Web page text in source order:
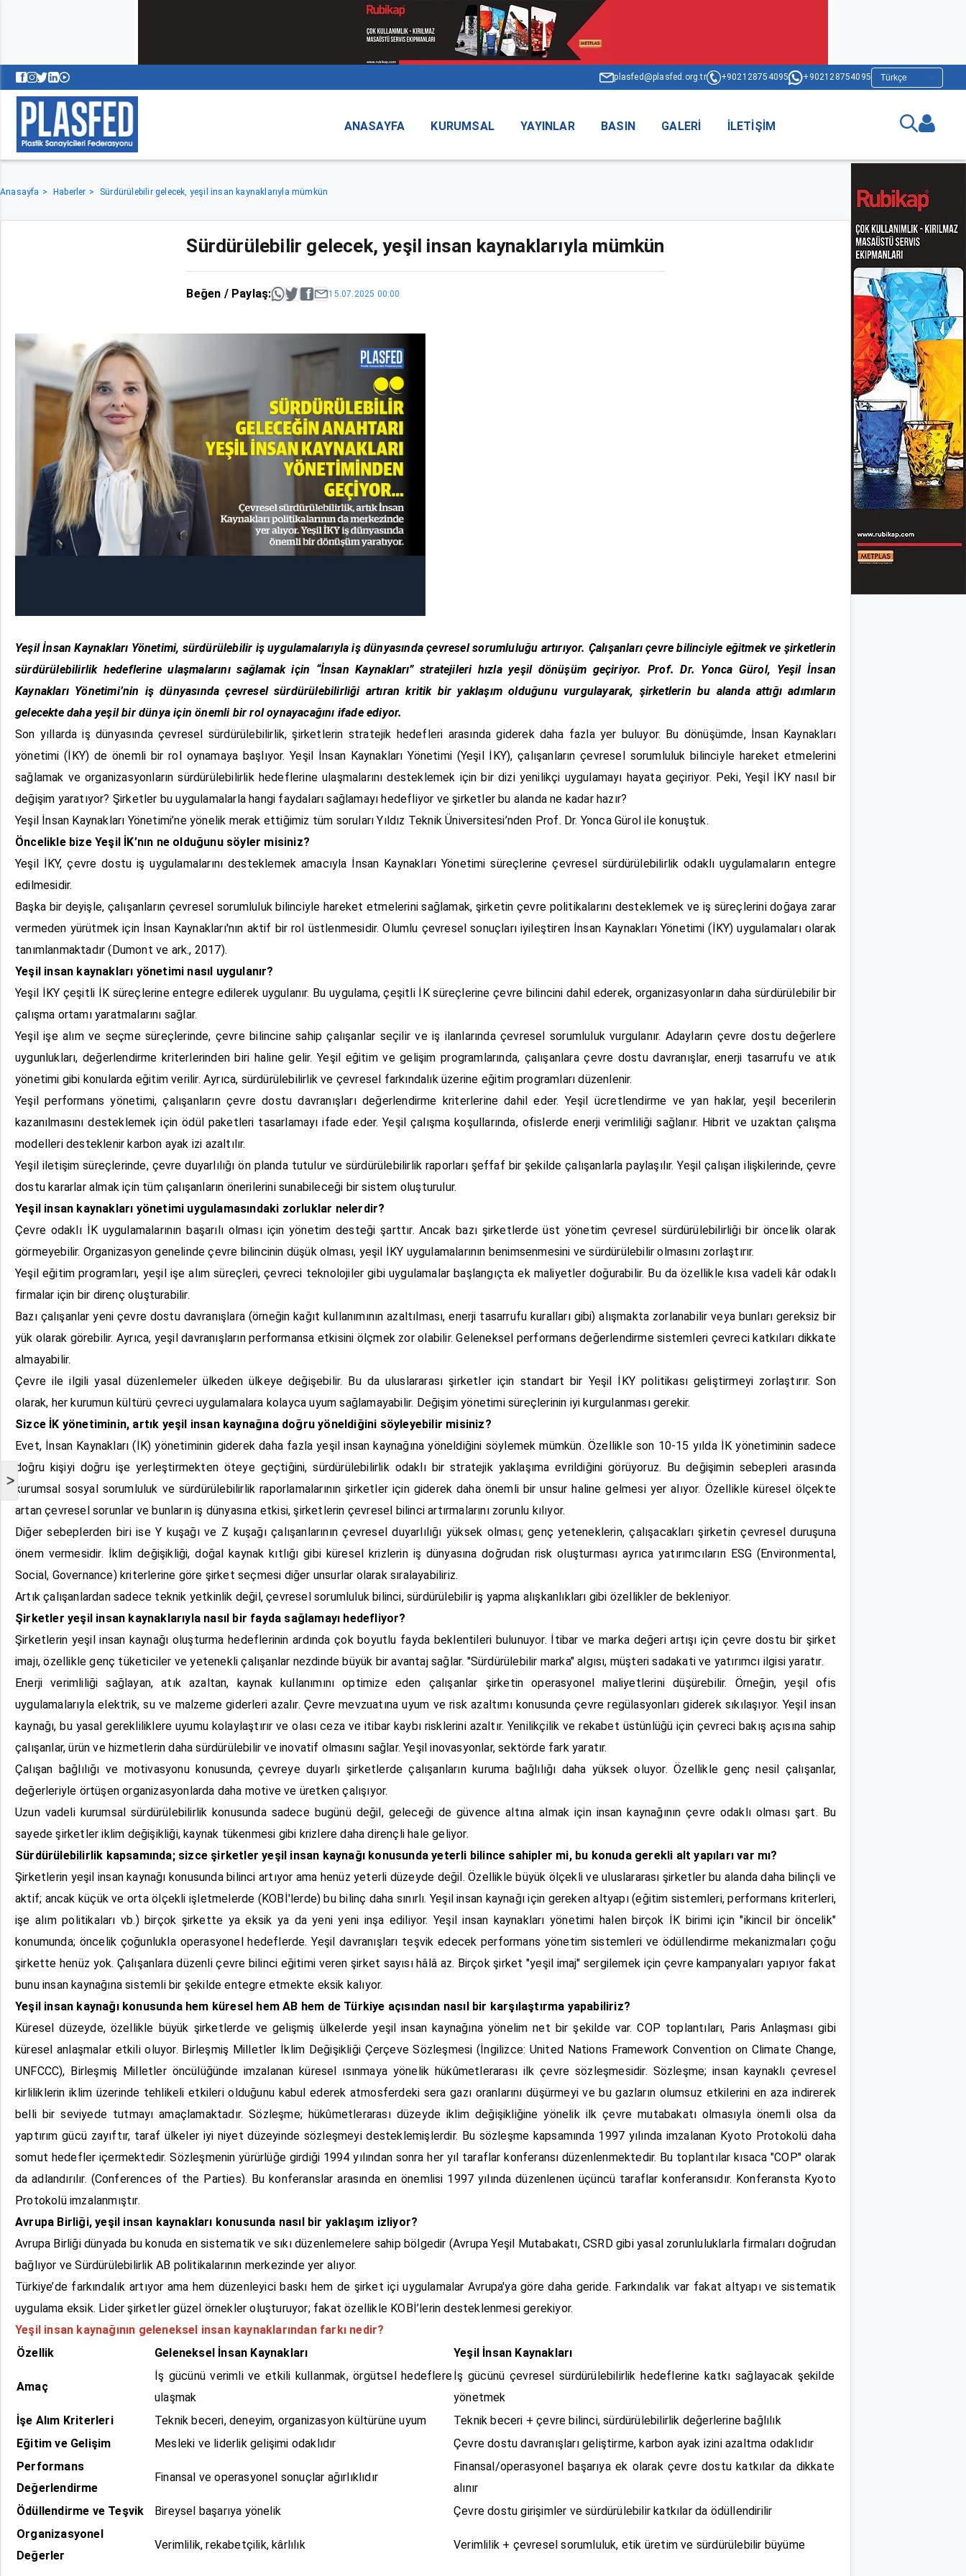
plasfed@plasfed.org.tr +902128754095 +902128754095
ANASAYFA KURUMSAL YAYINLAR BASIN GALERI İLETIŞIM
>
Anasayfa Haberler Sürdürülebilir gelecek, yeşil insan kaynaklarıyla mümkün
Sürdürülebilir gelecek, yeşil insan kaynaklarıyla mümkün
Beğen / Paylaş: 15.07.2025 00:00
Yeşil İnsan Kaynakları Yönetimi, sürdürülebilir iş uygulamalarıyla iş dünyasında çevresel sorumluluğu artırıyor. Çalışanları çevre bilinciyle eğitmek ve şirketlerin
sürdürülebilirlik hedeflerine ulaşmalarını sağlamak için “İnsan Kaynakları” stratejileri hızla yeşil dönüşüm geçiriyor. Prof. Dr. Yonca Gürol, Yeşil İnsan
Kaynakları Yönetimi’nin iş dünyasında çevresel sürdürülebilirliği artıran kritik bir yaklaşım olduğunu vurgulayarak, şirketlerin bu alanda attığı adımların
gelecekte daha yeşil bir dünya için önemli bir rol oynayacağını ifade ediyor.
Son yıllarda iş dünyasında çevresel sürdürülebilirlik, şirketlerin stratejik hedefleri arasında giderek daha fazla yer buluyor. Bu dönüşümde, İnsan Kaynakları
yönetimi (İKY) de önemli bir rol oynamaya başlıyor. Yeşil İnsan Kaynakları Yönetimi (Yeşil İKY), çalışanların çevresel sorumluluk bilinciyle hareket etmelerini
sağlamak ve organizasyonların sürdürülebilirlik hedeflerine ulaşmalarını desteklemek için bir dizi yenilikçi uygulamayı hayata geçiriyor. Peki, Yeşil İKY nasıl bir
değişim yaratıyor? Şirketler bu uygulamalarla hangi faydaları sağlamayı hedefliyor ve şirketler bu alanda ne kadar hazır?
Yeşil İnsan Kaynakları Yönetimi’ne yönelik merak ettiğimiz tüm soruları Yıldız Teknik Üniversitesi’nden Prof. Dr. Yonca Gürol ile konuştuk.
Öncelikle bize Yeşil İK’nın ne olduğunu söyler misiniz?
Yeşil İKY, çevre dostu iş uygulamalarını desteklemek amacıyla İnsan Kaynakları Yönetimi süreçlerine çevresel sürdürülebilirlik odaklı uygulamaların entegre
edilmesidir.
Başka bir deyişle, çalışanların çevresel sorumluluk bilinciyle hareket etmelerini sağlamak, şirketin çevre politikalarını desteklemek ve iş süreçlerini doğaya zarar
vermeden yürütmek için İnsan Kaynakları'nın aktif bir rol üstlenmesidir. Olumlu çevresel sonuçları iyileştiren İnsan Kaynakları Yönetimi (İKY) uygulamaları olarak
tanımlanmaktadır (Dumont ve ark., 2017).
Yeşil insan kaynakları yönetimi nasıl uygulanır?
Yeşil İKY çeşitli İK süreçlerine entegre edilerek uygulanır. Bu uygulama, çeşitli İK süreçlerine çevre bilincini dahil ederek, organizasyonların daha sürdürülebilir bir
çalışma ortamı yaratmalarını sağlar.
Yeşil işe alım ve seçme süreçlerinde, çevre bilincine sahip çalışanlar seçilir ve iş ilanlarında çevresel sorumluluk vurgulanır. Adayların çevre dostu değerlere
uygunlukları, değerlendirme kriterlerinden biri haline gelir. Yeşil eğitim ve gelişim programlarında, çalışanlara çevre dostu davranışlar, enerji tasarrufu ve atık
yönetimi gibi konularda eğitim verilir. Ayrıca, sürdürülebilirlik ve çevresel farkındalık üzerine eğitim programları düzenlenir.
Yeşil performans yönetimi, çalışanların çevre dostu davranışları değerlendirme kriterlerine dahil eder. Yeşil ücretlendirme ve yan haklar, yeşil becerilerin
kazanılmasını desteklemek için ödül paketleri tasarlamayı ifade eder. Yeşil çalışma koşullarında, ofislerde enerji verimliliği sağlanır. Hibrit ve uzaktan çalışma
modelleri desteklenir karbon ayak izi azaltılır.
Yeşil iletişim süreçlerinde, çevre duyarlılığı ön planda tutulur ve sürdürülebilirlik raporları şeffaf bir şekilde çalışanlarla paylaşılır. Yeşil çalışan ilişkilerinde, çevre
dostu kararlar almak için tüm çalışanların önerilerini sunabileceği bir sistem oluşturulur.
Yeşil insan kaynakları yönetimi uygulamasındaki zorluklar nelerdir?
Çevre odaklı İK uygulamalarının başarılı olması için yönetim desteği şarttır. Ancak bazı şirketlerde üst yönetim çevresel sürdürülebilirliği bir öncelik olarak
görmeyebilir. Organizasyon genelinde çevre bilincinin düşük olması, yeşil İKY uygulamalarının benimsenmesini ve sürdürülebilir olmasını zorlaştırır.
Yeşil eğitim programları, yeşil işe alım süreçleri, çevreci teknolojiler gibi uygulamalar başlangıçta ek maliyetler doğurabilir. Bu da özellikle kısa vadeli kâr odaklı
firmalar için bir direnç oluşturabilir.
Bazı çalışanlar yeni çevre dostu davranışlara (örneğin kağıt kullanımının azaltılması, enerji tasarrufu kuralları gibi) alışmakta zorlanabilir veya bunları gereksiz bir
yük olarak görebilir. Ayrıca, yeşil davranışların performansa etkisini ölçmek zor olabilir. Geleneksel performans değerlendirme sistemleri çevreci katkıları dikkate
almayabilir.
Çevre ile ilgili yasal düzenlemeler ülkeden ülkeye değişebilir. Bu da uluslararası şirketler için standart bir Yeşil İKY politikası geliştirmeyi zorlaştırır. Son
olarak, her kurumun kültürü çevreci uygulamalara kolayca uyum sağlamayabilir. Değişim yönetimi süreçlerinin iyi kurgulanması gerekir.
Sizce İK yönetiminin, artık yeşil insan kaynağına doğru yöneldiğini söyleyebilir misiniz?
Evet, İnsan Kaynakları (İK) yönetiminin giderek daha fazla yeşil insan kaynağına yöneldiğini söylemek mümkün. Özellikle son 10-15 yılda İK yönetiminin sadece
doğru kişiyi doğru işe yerleştirmekten öteye geçtiğini, sürdürülebilirlik odaklı bir stratejik yaklaşıma evrildiğini görüyoruz. Bu değişimin sebepleri arasında
kurumsal sosyal sorumluluk ve sürdürülebilirlik raporlamalarının şirketler için giderek daha önemli bir unsur haline gelmesi yer alıyor. Özellikle küresel ölçekte
artan çevresel sorunlar ve bunların iş dünyasına etkisi, şirketlerin çevresel bilinci artırmalarını zorunlu kılıyor.
Diğer sebeplerden biri ise Y kuşağı ve Z kuşağı çalışanlarının çevresel duyarlılığı yüksek olması; genç yeteneklerin, çalışacakları şirketin çevresel duruşuna
önem vermesidir. İklim değişikliği, doğal kaynak kıtlığı gibi küresel krizlerin iş dünyasına doğrudan risk oluşturması ayrıca yatırımcıların ESG (Environmental,
Social, Governance) kriterlerine göre şirket seçmesi diğer unsurlar olarak sıralayabiliriz.
Artık çalışanlardan sadece teknik yetkinlik değil, çevresel sorumluluk bilinci, sürdürülebilir iş yapma alışkanlıkları gibi özellikler de bekleniyor.
Şirketler yeşil insan kaynaklarıyla nasıl bir fayda sağlamayı hedefliyor?
Şirketlerin yeşil insan kaynağı oluşturma hedeflerinin ardında çok boyutlu fayda beklentileri bulunuyor. İtibar ve marka değeri artışı için çevre dostu bir şirket
imajı, özellikle genç tüketiciler ve yetenekli çalışanlar nezdinde büyük bir avantaj sağlar. "Sürdürülebilir marka" algısı, müşteri sadakati ve yatırımcı ilgisi yaratır.
Enerji verimliliği sağlayan, atık azaltan, kaynak kullanımını optimize eden çalışanlar şirketin operasyonel maliyetlerini düşürebilir. Örneğin, yeşil ofis
uygulamalarıyla elektrik, su ve malzeme giderleri azalır. Çevre mevzuatına uyum ve risk azaltımı konusunda çevre regülasyonları giderek sıkılaşıyor. Yeşil insan
kaynağı, bu yasal gerekliliklere uyumu kolaylaştırır ve olası ceza ve itibar kaybı risklerini azaltır. Yenilikçilik ve rekabet üstünlüğü için çevreci bakış açısına sahip
çalışanlar, ürün ve hizmetlerin daha sürdürülebilir ve inovatif olmasını sağlar. Yeşil inovasyonlar, sektörde fark yaratır.
Çalışan bağlılığı ve motivasyonu konusunda, çevreye duyarlı şirketlerde çalışanların kuruma bağlılığı daha yüksek oluyor. Özellikle genç nesil çalışanlar,
değerleriyle örtüşen organizasyonlarda daha motive ve üretken çalışıyor.
Uzun vadeli kurumsal sürdürülebilirlik konusunda sadece bugünü değil, geleceği de güvence altına almak için insan kaynağının çevre odaklı olması şart. Bu
sayede şirketler iklim değişikliği, kaynak tükenmesi gibi krizlere daha dirençli hale geliyor.
Sürdürülebilirlik kapsamında; sizce şirketler yeşil insan kaynağı konusunda yeterli bilince sahipler mi, bu konuda gerekli alt yapıları var mı?
Şirketlerin yeşil insan kaynağı konusunda bilinci artıyor ama henüz yeterli düzeyde değil. Özellikle büyük ölçekli ve uluslararası şirketler bu alanda daha bilinçli ve
aktif; ancak küçük ve orta ölçekli işletmelerde (KOBİ'lerde) bu bilinç daha sınırlı. Yeşil insan kaynağı için gereken altyapı (eğitim sistemleri, performans kriterleri,
işe alım politikaları vb.) birçok şirkette ya eksik ya da yeni yeni inşa ediliyor. Yeşil insan kaynakları yönetimi halen birçok İK birimi için "ikincil bir öncelik"
konumunda; öncelik çoğunlukla operasyonel hedeflerde. Yeşil davranışları teşvik edecek performans yönetim sistemleri ve ödüllendirme mekanizmaları çoğu
şirkette henüz yok. Çalışanlara düzenli çevre bilinci eğitimi veren şirket sayısı hâlâ az. Birçok şirket "yeşil imaj" sergilemek için çevre kampanyaları yapıyor fakat
bunu insan kaynağına sistemli bir şekilde entegre etmekte eksik kalıyor.
Yeşil insan kaynağı konusunda hem küresel hem AB hem de Türkiye açısından nasıl bir karşılaştırma yapabiliriz?
Küresel düzeyde, özellikle büyük şirketlerde ve gelişmiş ülkelerde yeşil insan kaynağına yönelim net bir şekilde var. COP toplantıları, Paris Anlaşması gibi
küresel anlaşmalar etkili oluyor. Birleşmiş Milletler İklim Değişikliği Çerçeve Sözleşmesi (İngilizce: United Nations Framework Convention on Climate Change,
UNFCCC), Birleşmiş Milletler öncülüğünde imzalanan küresel ısınmaya yönelik hükûmetlerarası ilk çevre sözleşmesidir. Sözleşme; insan kaynaklı çevresel
kirliliklerin iklim üzerinde tehlikeli etkileri olduğunu kabul ederek atmosferdeki sera gazı oranlarını düşürmeyi ve bu gazların olumsuz etkilerini en aza indirerek
belli bir seviyede tutmayı amaçlamaktadır. Sözleşme; hükûmetlerarası düzeyde iklim değişikliğine yönelik ilk çevre mutabakatı olmasıyla önemli olsa da
yaptırım gücü zayıftır, taraf ülkeler iyi niyet düzeyinde sözleşmeyi desteklemişlerdir. Bu sözleşme kapsamında 1997 yılında imzalanan Kyoto Protokolü daha
somut hedefler içermektedir. Sözleşmenin yürürlüğe girdiği 1994 yılından sonra her yıl taraflar konferansı düzenlenmektedir. Bu toplantılar kısaca "COP" olarak
da adlandırılır. (Conferences of the Parties). Bu konferanslar arasında en önemlisi 1997 yılında düzenlenen üçüncü taraflar konferansıdır. Konferansta Kyoto
Protokolü imzalanmıştır.
Avrupa Birliği, yeşil insan kaynakları konusunda nasıl bir yaklaşım izliyor?
Avrupa Birliği dünyada bu konuda en sistematik ve sıkı düzenlemelere sahip bölgedir (Avrupa Yeşil Mutabakatı, CSRD gibi yasal zorunluluklarla firmaları doğrudan
bağlıyor ve Sürdürülebilirlik AB politikalarının merkezinde yer alıyor.
Türkiye’de farkındalık artıyor ama hem düzenleyici baskı hem de şirket içi uygulamalar Avrupa'ya göre daha geride. Farkındalık var fakat altyapı ve sistematik
uygulama eksik. Lider şirketler güzel örnekler oluşturuyor; fakat özellikle KOBİ’lerin desteklenmesi gerekiyor.
Yeşil insan kaynağının geleneksel insan kaynaklarından farkı nedir?
Özellik
Geleneksel İnsan Kaynakları Yeşil İnsan Kaynakları
Amaç
İş gücünü verimli ve etkili kullanmak, örgütsel hedeflere
ulaşmak
İş gücünü çevresel sürdürülebilirlik hedeflerine katkı sağlayacak şekilde
yönetmek
İşe Alım Kriterleri
Teknik beceri, deneyim, organizasyon kültürüne uyum
Teknik beceri + çevre bilinci, sürdürülebilirlik değerlerine bağlılık
Eğitim ve Gelişim
Mesleki ve liderlik gelişimi odaklıdır
Çevre dostu davranışları geliştirme, karbon ayak izini azaltma odaklıdır
Performans
Değerlendirme
Finansal ve operasyonel sonuçlar ağırlıklıdır
Finansal/operasyonel başarıya ek olarak çevre dostu katkılar da dikkate
alınır
Ödüllendirme ve Teşvik
Bireysel başarıya yönelik
Çevre dostu girişimler ve sürdürülebilir katkılar da ödüllendirilir
Organizasyonel
Değerler
Verimlilik, rekabetçilik, kârlılık Verimlilik + çevresel sorumluluk, etik üretim ve sürdürülebilir büyüme